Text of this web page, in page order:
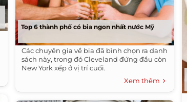
Top 6 thành phố có bia ngon nhất nước Mỹ
Các chuyên gia về bia đã bình chọn ra danh
sách này, trong đó Cleveland đứng đầu còn
New York xếp ở vị trí cuối.
Xem thêm